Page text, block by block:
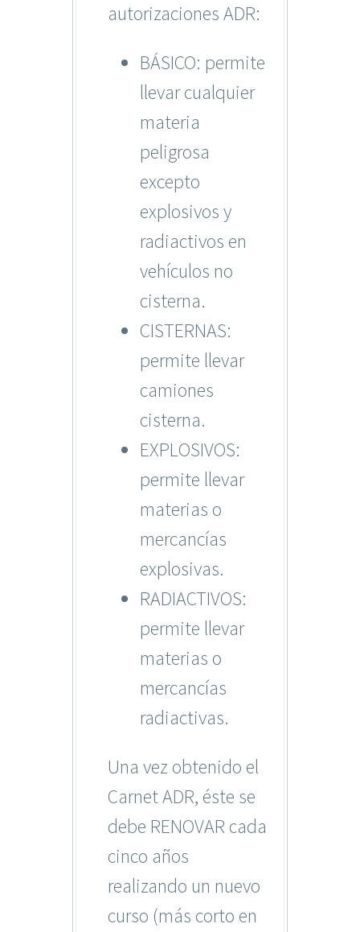
autorizaciones ADR:
BÁSICO: permite
llevar cualquier
materia
peligrosa
excepto
explosivos y
radiactivos en
vehículos no
cisterna.
CISTERNAS:
permite llevar
camiones
cisterna.
EXPLOSIVOS:
permite llevar
materias o
mercancías
explosivas.
RADIACTIVOS:
permite llevar
materias o
mercancías
radiactivas.
Una vez obtenido el
Carnet ADR, éste se
debe RENOVAR cada
cinco años
realizando un nuevo
curso (más corto en